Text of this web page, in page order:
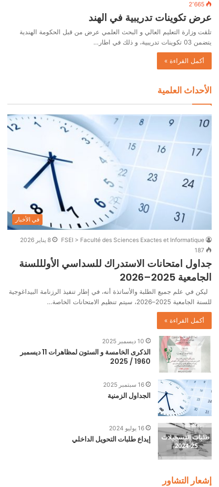
2٬665
عرض تكوينات تدريبية في الهند
تلقت وزارة التعليم العالي و البحث العلمي عرض من قبل الحكومة الهندية
يتضمن 03 تكوينات تدريبية، و ذلك في اطار…
أكمل القراءة »
الأحداث العلمية
في الأخبار
FSEI > Faculté des Sciences Exactes et Informatique
8 يناير 2026
187
جداول امتحانات الاستدراك للسداسي الأولللسنة
الجامعية 2025–2026
ليكن في علم جميع الطلبة والأساتذة أنه، في إطار تنفيذ الرزنامة البيداغوجية
للسنة الجامعية 2025–2026، سيتم تنظيم الامتحانات الخاصة…
أكمل القراءة »
10 ديسمبر 2025
الذكرى الخامسة و الستون لمظاهرات 11 ديسمبر
1960 / 2025
16 سبتمبر 2025
الجداول الزمنية
16 يوليو 2024
إيداع طلبات التحويل الداخلي
إشعار التشاور